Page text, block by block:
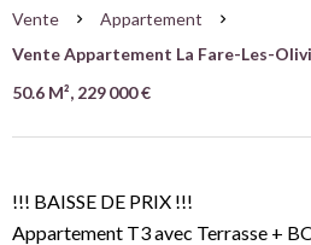
Vente
Appartement
Vente Appartement La Fare-Les-
50.6 M², 229 000 €
!!! BAISSE DE PRIX !!!
Appartement T3 avec Terrasse +